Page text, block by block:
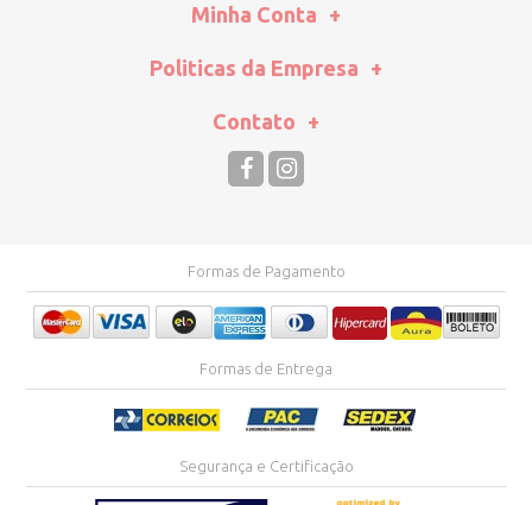
Minha Conta
Politicas da Empresa
Contato
Formas de Pagamento
Formas de Entrega
Segurança e Certificação